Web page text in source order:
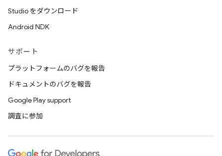
Studio をダウンロード
Android NDK
サポート
プラットフォームのバグを報告
ドキュメントのバグを報告
Google Play support
調査に参加